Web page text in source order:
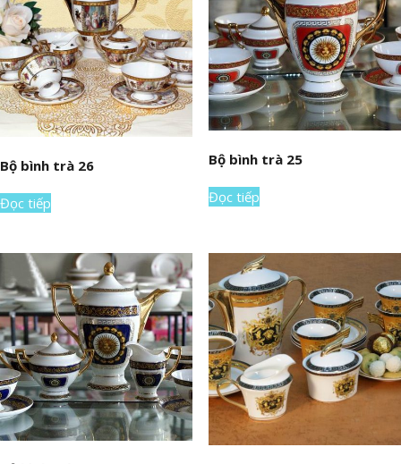
Bộ bình trà 26
Đọc tiếp
Bộ bình trà 25
Đọc tiếp